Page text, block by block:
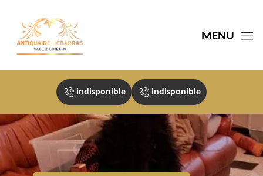
MENU
indisponible indisponible